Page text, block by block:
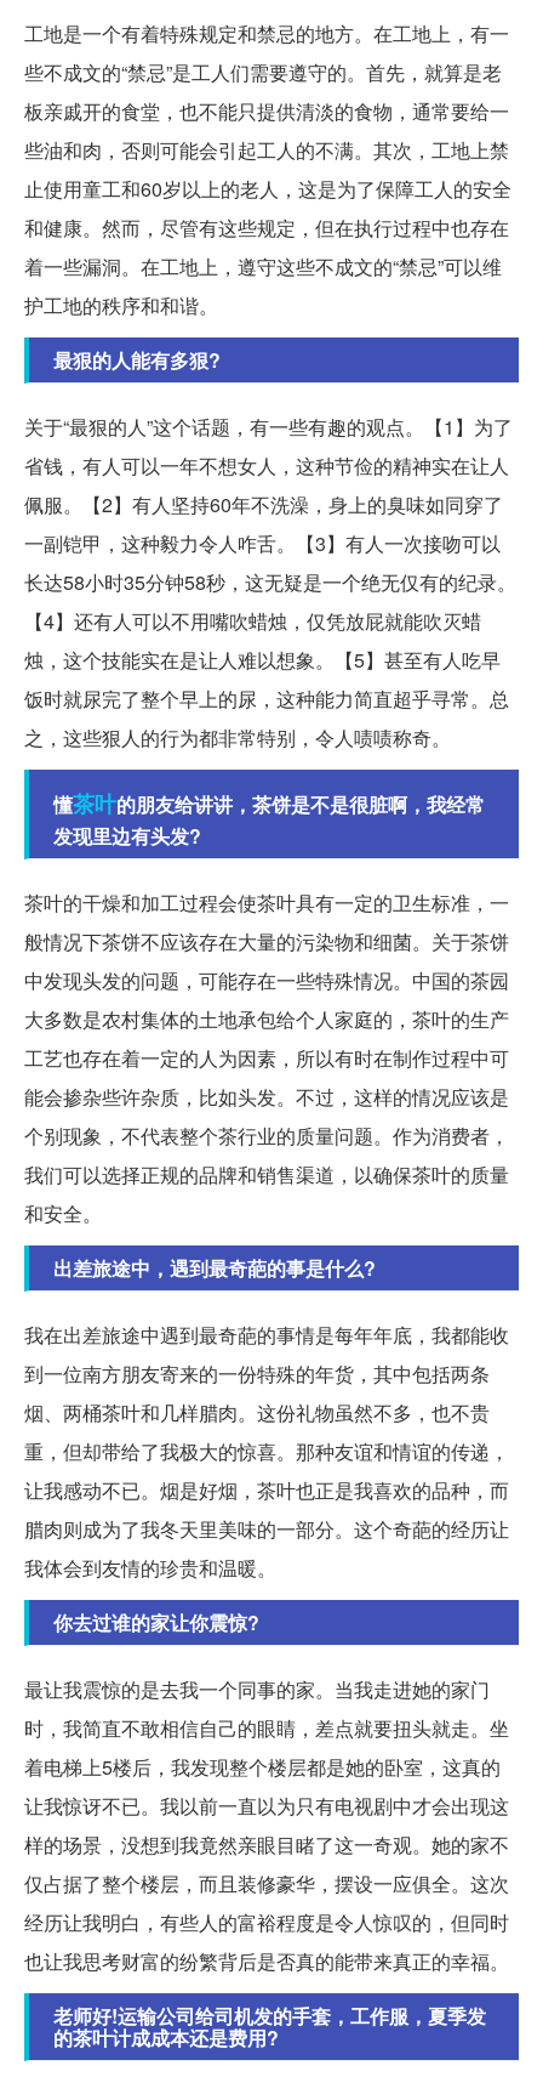
工地是一个有着特殊规定和禁忌的地方。在工地上，有一
些不成文的“禁忌”是工人们需要遵守的。首先，就算是老
板亲戚开的食堂，也不能只提供清淡的食物，通常要给一
些油和肉，否则可能会引起工人的不满。其次，工地上禁
止使用童工和60岁以上的老人，这是为了保障工人的安全
和健康。然而，尽管有这些规定，但在执行过程中也存在
着一些漏洞。在工地上，遵守这些不成文的“禁忌”可以维
护工地的秩序和和谐。
最狠的人能有多狠?
关于“最狠的人”这个话题，有一些有趣的观点。【1】为了
省钱，有人可以一年不想女人，这种节俭的精神实在让人
佩服。【2】有人坚持60年不洗澡，身上的臭味如同穿了
一副铠甲，这种毅力令人咋舌。【3】有人一次接吻可以
长达58小时35分钟58秒，这无疑是一个绝无仅有的纪录。
【4】还有人可以不用嘴吹蜡烛，仅凭放屁就能吹灭蜡
烛，这个技能实在是让人难以想象。【5】甚至有人吃早
饭时就尿完了整个早上的尿，这种能力简直超乎寻常。总
之，这些狠人的行为都非常特别，令人啧啧称奇。
懂茶叶的朋友给讲讲，茶饼是不是很脏啊，我经常
发现里边有头发?
茶叶的干燥和加工过程会使茶叶具有一定的卫生标准，一
般情况下茶饼不应该存在大量的污染物和细菌。关于茶饼
中发现头发的问题，可能存在一些特殊情况。中国的茶园
大多数是农村集体的土地承包给个人家庭的，茶叶的生产
工艺也存在着一定的人为因素，所以有时在制作过程中可
能会掺杂些许杂质，比如头发。不过，这样的情况应该是
个别现象，不代表整个茶行业的质量问题。作为消费者，
我们可以选择正规的品牌和销售渠道，以确保茶叶的质量
和安全。
出差旅途中，遇到最奇葩的事是什么?
我在出差旅途中遇到最奇葩的事情是每年年底，我都能收
到一位南方朋友寄来的一份特殊的年货，其中包括两条
烟、两桶茶叶和几样腊肉。这份礼物虽然不多，也不贵
重，但却带给了我极大的惊喜。那种友谊和情谊的传递，
让我感动不已。烟是好烟，茶叶也正是我喜欢的品种，而
腊肉则成为了我冬天里美味的一部分。这个奇葩的经历让
我体会到友情的珍贵和温暖。
你去过谁的家让你震惊?
最让我震惊的是去我一个同事的家。当我走进她的家门
时，我简直不敢相信自己的眼睛，差点就要扭头就走。坐
着电梯上5楼后，我发现整个楼层都是她的卧室，这真的
让我惊讶不已。我以前一直以为只有电视剧中才会出现这
样的场景，没想到我竟然亲眼目睹了这一奇观。她的家不
仅占据了整个楼层，而且装修豪华，摆设一应俱全。这次
经历让我明白，有些人的富裕程度是令人惊叹的，但同时
也让我思考财富的纷繁背后是否真的能带来真正的幸福。
老师好!运输公司给司机发的手套，工作服，夏季发
的茶叶计成成本还是费用?